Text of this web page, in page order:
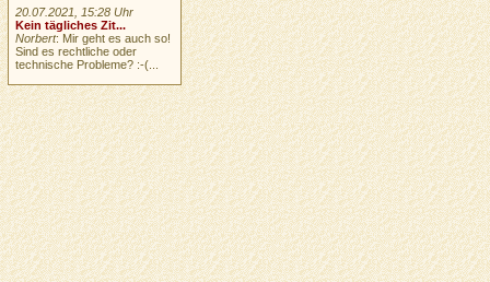
20.07.2021, 15:28 Uhr
Kein tägliches Zit...
Norbert: Mir geht es auch so!
Sind es rechtliche oder
technische Probleme? :-(...